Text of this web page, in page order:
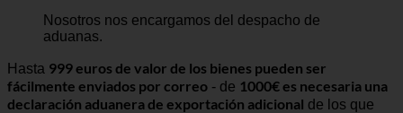
Nosotros nos encargamos del despacho de
aduanas.
Hasta 999 euros de valor de los bienes pueden ser
fácilmente enviados por correo - de 1000€ es necesaria una
declaración aduanera de exportación adicional de los que